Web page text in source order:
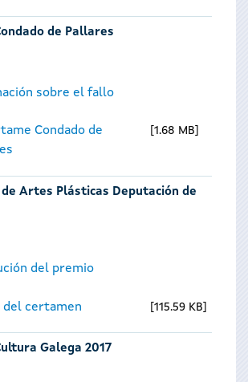
de Pallares
sobre el fallo
Condado de
1.68 MB
Artes Plásticas Deputación de
del premio
del certamen 115.59 KB
Galega 2017